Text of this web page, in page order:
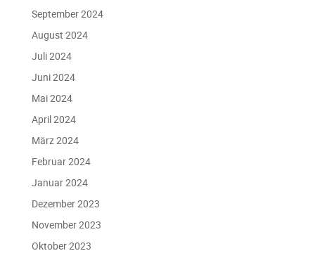
September 2024
August 2024
Juli 2024
Juni 2024
Mai 2024
April 2024
März 2024
Februar 2024
Januar 2024
Dezember 2023
November 2023
Oktober 2023